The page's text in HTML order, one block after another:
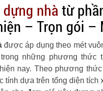
dựng nhà từ
– Trọn gói –
được áp dụng theo mét
những phương thức
nay. Theo phương
tính dựa trên tổng diện tích